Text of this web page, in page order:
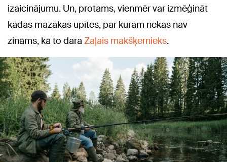
izaicinājumu. Un, protams, vienmēr var izmēģināt
kādas mazākas upītes, par kurām nekas nav
zināms, kā to dara Zaļais makšķernieks.